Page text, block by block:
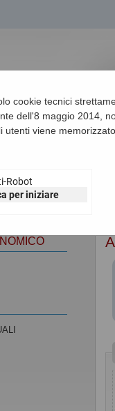
cookie tecnici
dell'8 maggio 2014,
utenti viene
Robot
per iniziare